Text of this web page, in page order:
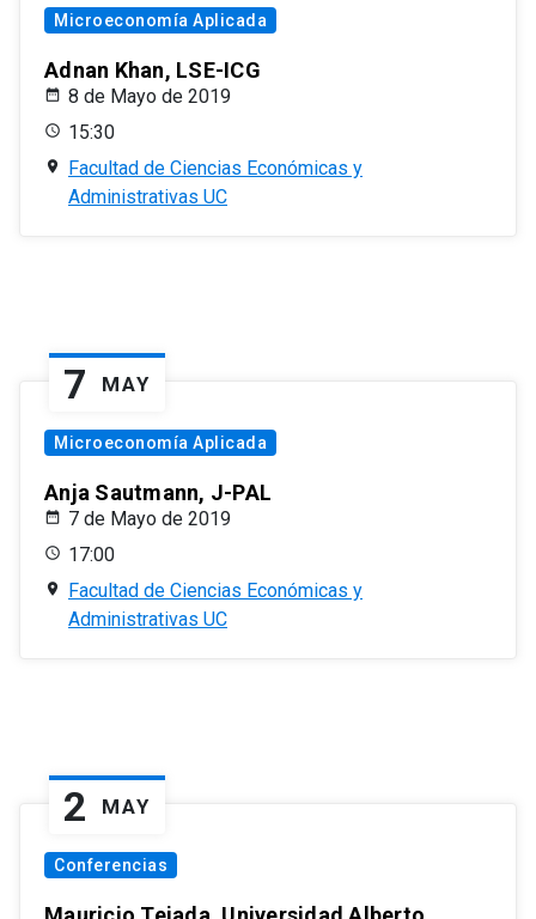
Microeconomía Aplicada
Adnan Khan, LSE-ICG
8 de Mayo de 2019
15:30
Facultad de Ciencias Económicas y
Administrativas UC
7 MAY
Microeconomía Aplicada
Anja Sautmann, J-PAL
7 de Mayo de 2019
17:00
Facultad de Ciencias Económicas y
Administrativas UC
2 MAY
Conferencias